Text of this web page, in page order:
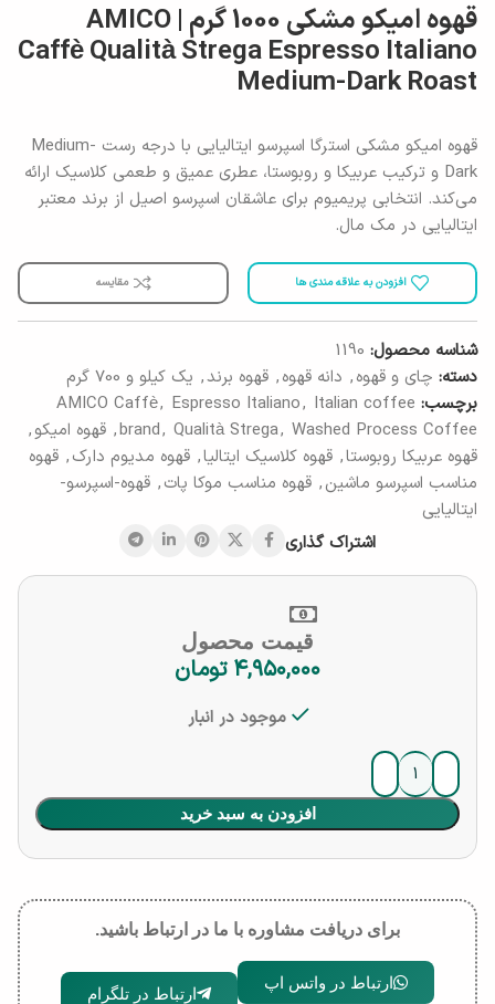
قهوه امیکو مشکی 1000 گرم | AMICO
Caffè Qualità Strega Espresso Italiano
Medium-Dark Roast
قهوه امیکو مشکی استرگا اسپرسو ایتالیایی با درجه رست Medium-
Dark و ترکیب عربیکا و روبوستا، عطری عمیق و طعمی کلاسیک ارائه
می‌کند. انتخابی پریمیوم برای عاشقان اسپرسو اصیل از برند معتبر
ایتالیایی در مک مال.
افزودن به علاقه مندی ها مقایسه
شناسه محصول: 1190
دسته: چای و قهوه, دانه قهوه, قهوه برند, یک کیلو و 700 گرم
برچسب:
AMICO Caffè, Espresso Italiano, Italian coffee
brand, Qualità Strega, Washed Process Coffee
, قهوه امیکو,
قهوه عربیکا روبوستا, قهوه کلاسیک ایتالیا, قهوه مدیوم دارک, قهوه
مناسب اسپرسو ماشین, قهوه مناسب موکا پات, قهوه-اسپرسو-
ایتالیایی
اشتراک گذاری
قیمت محصول
۴,۹۵۰,۰۰۰ تومان
موجود در انبار
افزودن به سبد خرید
برای دریافت مشاوره با ما در ارتباط باشید.
ارتباط در واتس اپ
ارتباط در تلگرام